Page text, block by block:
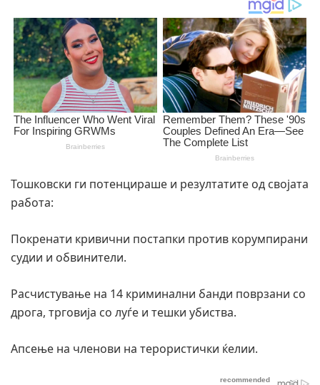
Тошковски ги потенцираше и резултатите од својата
работа:
Покренати кривични постапки против корумпирани
судии и обвинители.
Расчистување на 14 криминални банди поврзани со
дрога, трговија со луѓе и тешки убиства.
Апсење на членови на терористички ќелии.